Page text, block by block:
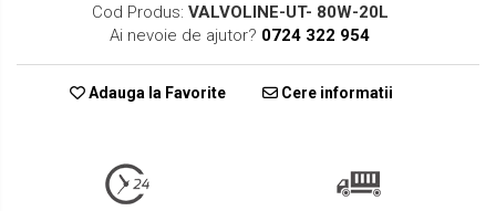
Cod Produs: VALVOLINE-UT- 80W-20L
Ai nevoie de ajutor? 0724 322 954
Adauga la Favorite Cere informatii